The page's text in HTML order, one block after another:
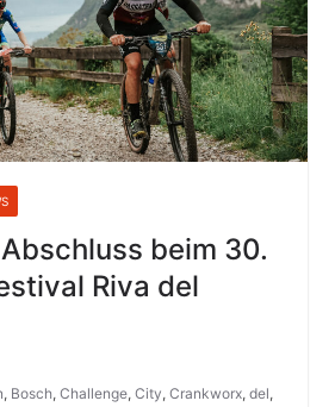
beim 30.
Riva del
, Bosch, Challenge, City, Crankworx, del,